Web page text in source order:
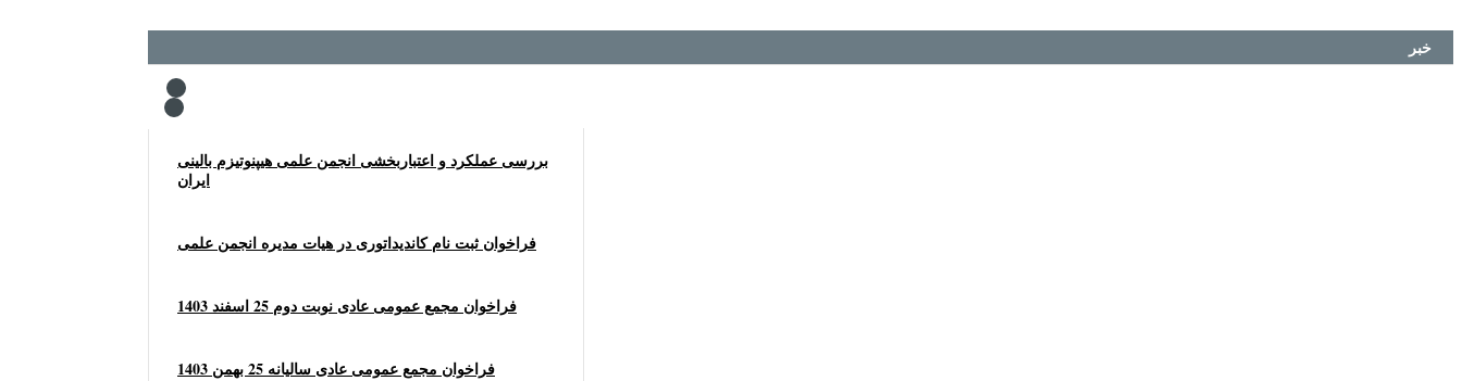
خبر
بررسی عملکرد و اعتباربخشی انجمن علمی هیپنوتیزم بالینی
ایران
فراخوان ثبت نام کاندیداتوری در هیات مدیره انجمن علمی
1403 فراخوان مجمع عمومی عادی نوبت دوم 25 اسفند
فراخوان مجمع عمومی عادی سالیانه 25 بهمن 1403